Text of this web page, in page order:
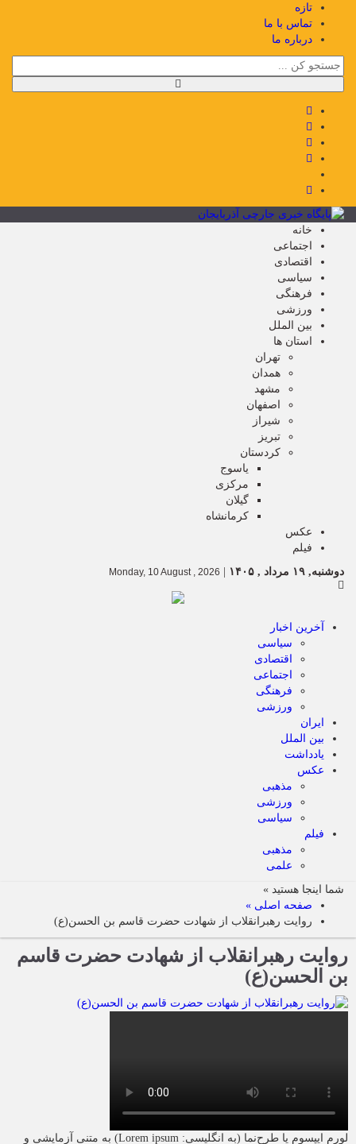
تازه
تماس با ما
درباره ما
خانه
اجتماعی
اقتصادی
سیاسی
فرهنگی
ورزشی
بین الملل
استان ها
تهران
همدان
مشهد
اصفهان
شیراز
تبریز
کردستان
یاسوج
مرکزی
گیلان
کرمانشاه
عکس
فیلم
دوشنبه, ۱۹ مرداد , ۱۴۰۵
Monday, 10 August , 2026
آخرین اخبار
سیاسی
اقتصادی
اجتماعی
فرهنگی
ورزشی
ایران
بین الملل
یادداشت
عکس
مذهبی
ورزشی
سیاسی
فیلم
مذهبی
علمی
شما اینجا هستید »
صفحه اصلی »
روایت رهبرانقلاب از شهادت حضرت قاسم بن الحسن(ع)
روایت رهبرانقلاب از شهادت حضرت قاسم
بن الحسن(ع)
لورم ایپسوم یا طرح‌نما (به انگلیسی: Lorem ipsum) به متنی آزمایشی و